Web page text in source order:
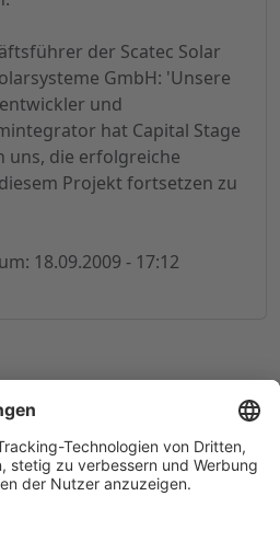
der Scatec Solar
GmbH: 'Unsere
und
hat Capital Stage
uns, die erfolgreiche
Projekt fortsetzen zu
18.09.2009 - 17:12
GmbH